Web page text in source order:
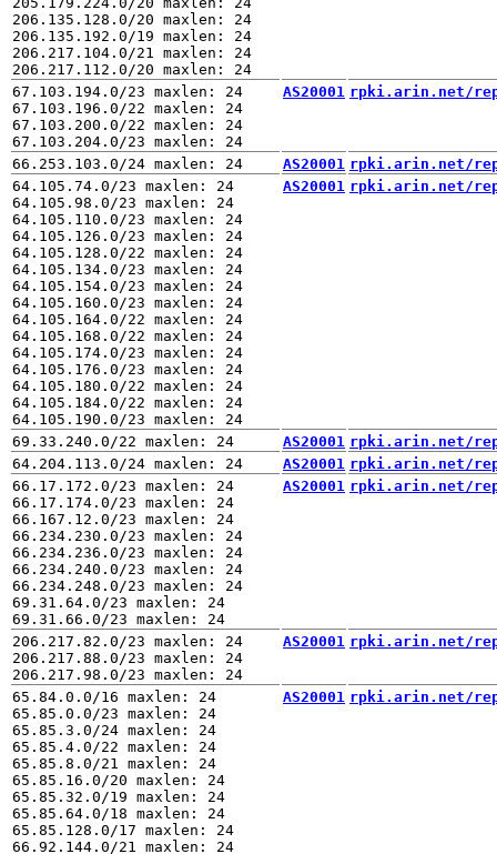
206.135.128.0/20 maxlen: 24
206.135.192.0/19 maxlen: 24
206.217.104.0/21 maxlen: 24
67.103.194.0/23 maxlen: 24
67.103.196.0/22 maxlen: 24
67.103.200.0/22 maxlen: 24
AS20001 rpki.arin.net/
AS20001 rpki.arin.net/
64.105.74.0/23 maxlen: 24
64.105.98.0/23 maxlen: 24
64.105.110.0/23 maxlen: 24
64.105.126.0/23 maxlen: 24
64.105.128.0/22 maxlen: 24
64.105.134.0/23 maxlen: 24
64.105.154.0/23 maxlen: 24
64.105.160.0/23 maxlen: 24
64.105.164.0/22 maxlen: 24
64.105.168.0/22 maxlen: 24
64.105.174.0/23 maxlen: 24
64.105.176.0/23 maxlen: 24
64.105.180.0/22 maxlen: 24
64.105.184.0/22 maxlen: 24
AS20001 rpki.arin.net/
AS20001 rpki.arin.net/
AS20001 rpki.arin.net/
66.17.172.0/23 maxlen: 24
66.17.174.0/23 maxlen: 24
66.167.12.0/23 maxlen: 24
66.234.230.0/23 maxlen: 24
66.234.236.0/23 maxlen: 24
66.234.240.0/23 maxlen: 24
66.234.248.0/23 maxlen: 24
69.31.64.0/23 maxlen: 24
AS20001 rpki.arin.net/
206.217.82.0/23 maxlen: 24
206.217.88.0/23 maxlen: 24
AS20001 rpki.arin.net/
65.84.0.0/16 maxlen: 24
65.85.0.0/23 maxlen: 24
65.85.3.0/24 maxlen: 24
65.85.4.0/22 maxlen: 24
65.85.8.0/21 maxlen: 24
65.85.16.0/20 maxlen: 24
65.85.32.0/19 maxlen: 24
65.85.64.0/18 maxlen: 24
65.85.128.0/17 maxlen: 24
66.92.144.0/21 maxlen: 24
AS20001 rpki.arin.net/